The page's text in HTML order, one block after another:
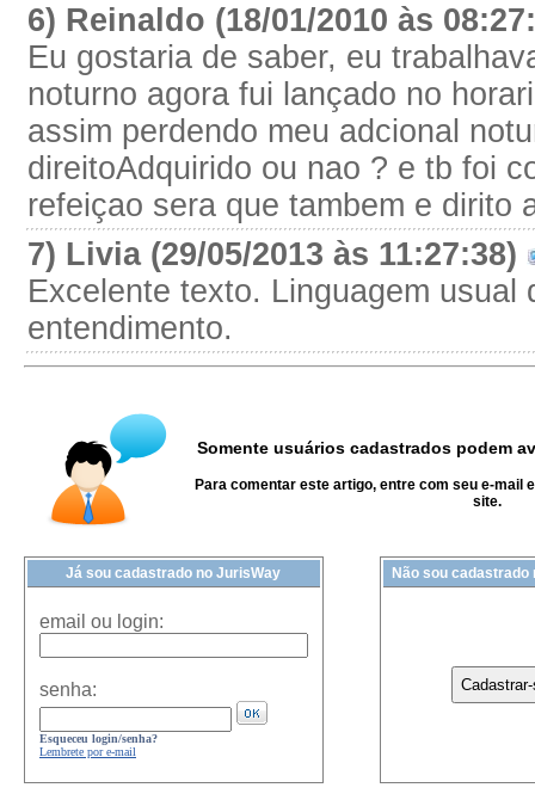
6) Reinaldo (18/01/2010 às
Eu gostaria de saber, eu
noturno agora fui lançado no
assim perdendo meu adcional
direitoAdquirido ou nao ? e tb foi
refeiçao sera que tambem e dirito
7) Livia (29/05/2013 às 11:27:38)
Excelente texto. Linguagem usual
entendimento.
Somente usuários cadastrados podem
Para comentar este artigo, entre com seu e-mail
site.
Já sou cadastrado no JurisWay
email ou login:
senha:
Esqueceu login/senha?
Lembrete por e-mail
Não sou cadastrado